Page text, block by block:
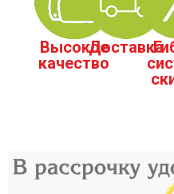
Высокое
качество
Доставка